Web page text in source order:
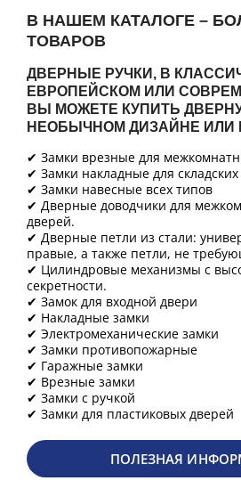
В НАШЕМ КАТАЛОГЕ –
ТОВАРОВ
ДВЕРНЫЕ РУЧКИ, В
ЕВРОПЕЙСКОМ ИЛИ
ВЫ МОЖЕТЕ КУПИТЬ
НЕОБЫЧНОМ ДИЗАЙНЕ ИЛИ
✔ Замки врезные для
✔ Замки накладные для
✔ Замки навесные всех типов
✔ Дверные доводчики для
дверей.
✔ Дверные петли из стали:
правые, а также петли, не
✔ Цилиндровые механизмы с
секретности.
✔ Замок для входной двери
✔ Накладные замки
✔ Электромеханические замки
✔ Замки противопожарные
✔ Гаражные замки
✔ Врезные замки
✔ Замки с ручкой
✔ Замки для пластиковых дверей
ПОЛЕЗНАЯ